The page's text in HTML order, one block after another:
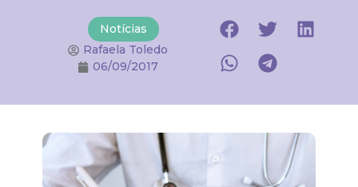
Notícias
Rafaela Toledo
06/09/2017